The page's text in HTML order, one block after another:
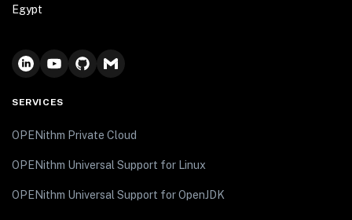
Egypt
SERVICES
OPENithm Private Cloud
OPENithm Universal Support for Linux
OPENithm Universal Support for OpenJDK